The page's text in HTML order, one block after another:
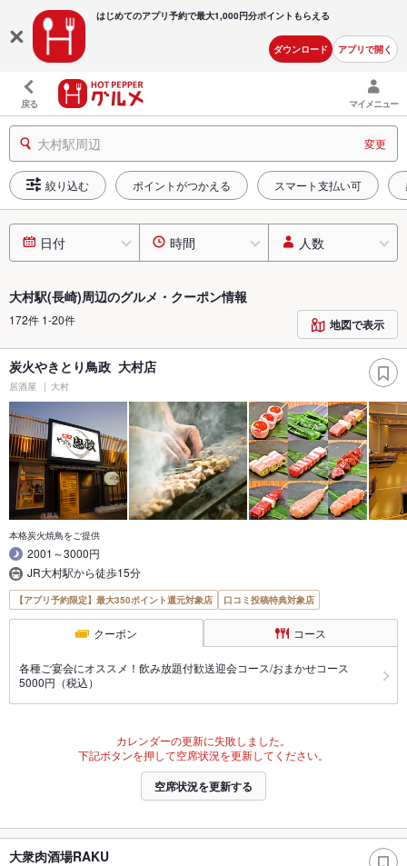
はじめてのアプリ予約で最大1,000円分ポイントもらえる
ダウンロード アプリで開く
戻る マイメニュー
大村駅周辺 変更
絞り込む ポイントがつかえる スマート支払い可
日付 時間 人数
大村駅(長崎)周辺のグルメ・クーポン情報
172件 1-20件 地図で表示
炭火やきとり鳥政 大村店
居酒屋 大村
本格炭火焼鳥をご提供
2001～3000円
JR大村駅から徒歩15分
【アプリ予約限定】最大350ポイント還元対象店 口コミ投稿特典対象店
クーポン コース
各種ご宴会にオススメ！飲み放題付歓送迎会コース/おまかせコース
5000円（税込）
カレンダーの更新に失敗しました。
下記ボタンを押して空席状況を更新してください。
空席状況を更新する
大衆肉酒場RAKU